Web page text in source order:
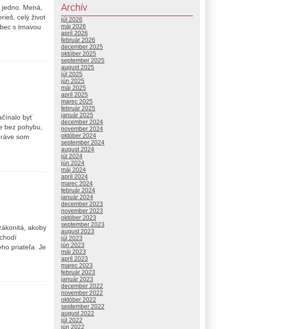
Mená,
celý život
s tmavou
byť
bez pohybu,
som
akoby
priateľa. Je
Archív
júl 2026
máj 2026
apríl 2026
február 2026
december 2025
október 2025
september 2025
august 2025
júl 2025
jún 2025
máj 2025
apríl 2025
marec 2025
február 2025
január 2025
december 2024
november 2024
október 2024
september 2024
august 2024
júl 2024
jún 2024
máj 2024
apríl 2024
marec 2024
február 2024
január 2024
december 2023
november 2023
október 2023
september 2023
august 2023
júl 2023
jún 2023
máj 2023
apríl 2023
marec 2023
február 2023
január 2023
december 2022
november 2022
október 2022
september 2022
august 2022
júl 2022
jún 2022